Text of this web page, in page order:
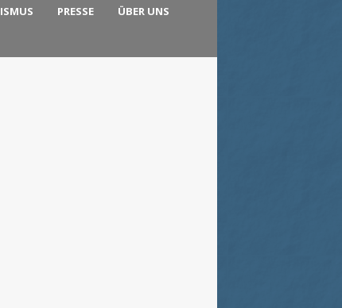
PRESSE ÜBER UNS